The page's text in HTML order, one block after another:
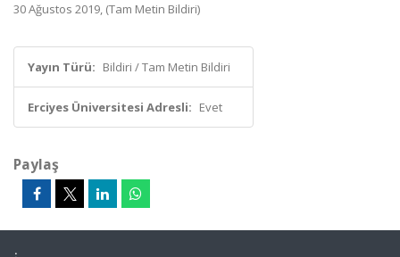
30 Ağustos 2019, (Tam Metin Bildiri)
Yayın Türü: Bildiri / Tam Metin Bildiri
Erciyes Üniversitesi Adresli: Evet
Paylaş